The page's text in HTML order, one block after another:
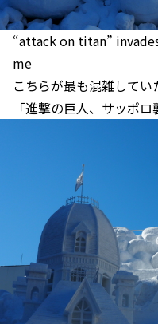
“attack on titan”
me
こちらが最も混雑してい
「進撃の巨人、サッポロ